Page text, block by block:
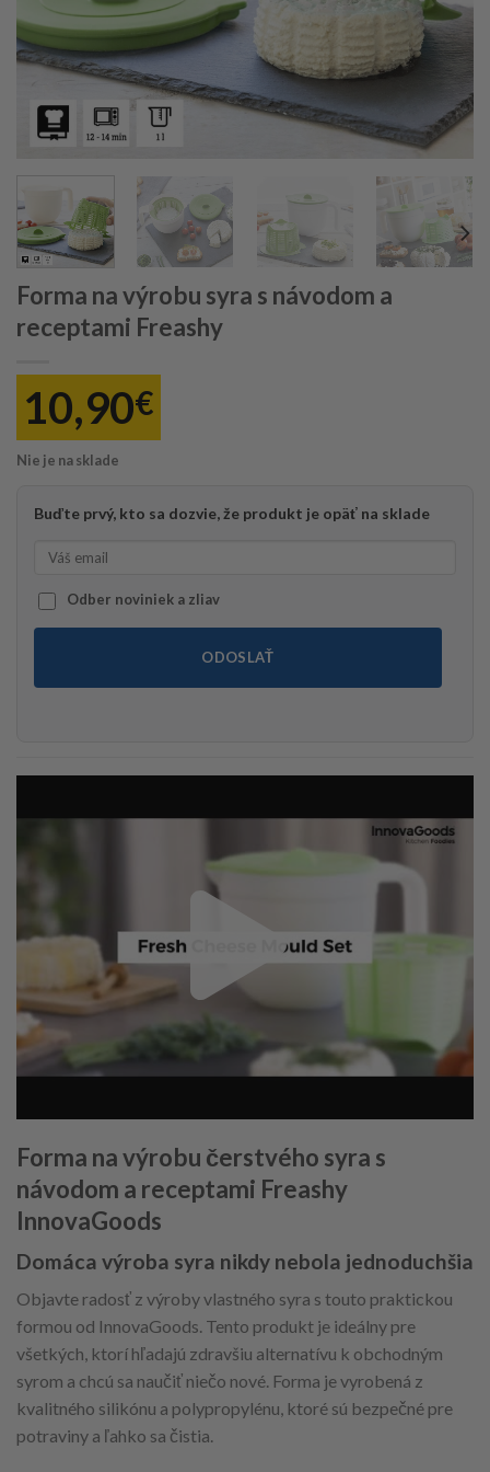
Forma na výrobu syra s návodom a
receptami Freashy
10,90€
Nie je na sklade
Buďte prvý, kto sa dozvie, že produkt je opäť na sklade
Odber noviniek a zliav
ODOSLAŤ
Forma na výrobu čerstvého syra s
návodom a receptami Freashy
InnovaGoods
Domáca výroba syra nikdy nebola jednoduchšia
Objavte radosť z výroby vlastného syra s touto praktickou
formou od InnovaGoods. Tento produkt je ideálny pre
všetkých, ktorí hľadajú zdravšiu alternatívu k obchodným
syrom a chcú sa naučiť niečo nové. Forma je vyrobená z
kvalitného silikónu a polypropylénu, ktoré sú bezpečné pre
potraviny a ľahko sa čistia.